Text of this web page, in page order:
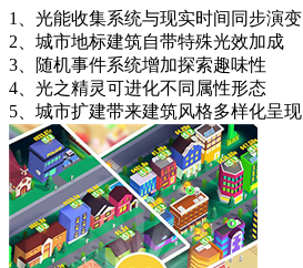
1、光能收集系统与现实时间同步演变
2、城市地标建筑自带特殊光效加成
3、随机事件系统增加探索趣味性
4、光之精灵可进化不同属性形态
5、城市扩建带来建筑风格多样化呈现